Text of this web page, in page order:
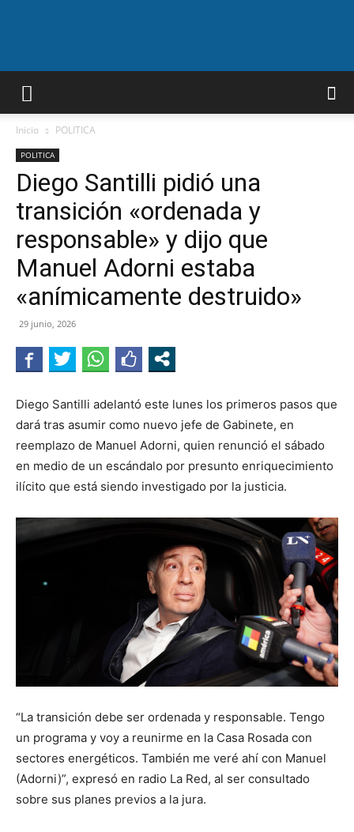
A.F.N
Inicio POLITICA
POLITICA
Diego Santilli pidió una
transición «ordenada y
responsable» y dijo que
Manuel Adorni estaba
«anímicamente destruido»
29 junio, 2026
Diego Santilli adelantó este lunes los primeros pasos que
dará tras asumir como nuevo jefe de Gabinete, en
reemplazo de Manuel Adorni, quien renunció el sábado
en medio de un escándalo por presunto enriquecimiento
ilícito que está siendo investigado por la justicia.
“La transición debe ser ordenada y responsable. Tengo
un programa y voy a reunirme en la Casa Rosada con
sectores energéticos. También me veré ahí con Manuel
(Adorni)”, expresó en radio La Red, al ser consultado
sobre sus planes previos a la jura.